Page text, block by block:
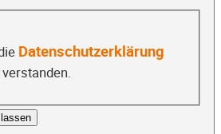
Datenschutzerklärung